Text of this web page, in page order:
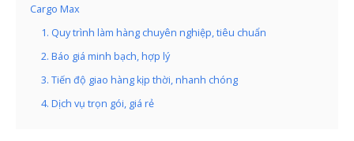
Cargo Max
1. Quy trình làm hàng chuyên nghiệp, tiêu chuẩn
2. Báo giá minh bạch, hợp lý
3. Tiến độ giao hàng kịp thời, nhanh chóng
4. Dịch vụ trọn gói, giá rẻ